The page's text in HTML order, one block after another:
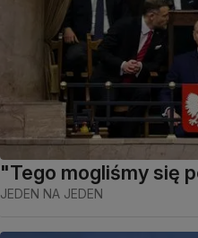
"Tego mogliśmy się
JEDEN NA JEDEN